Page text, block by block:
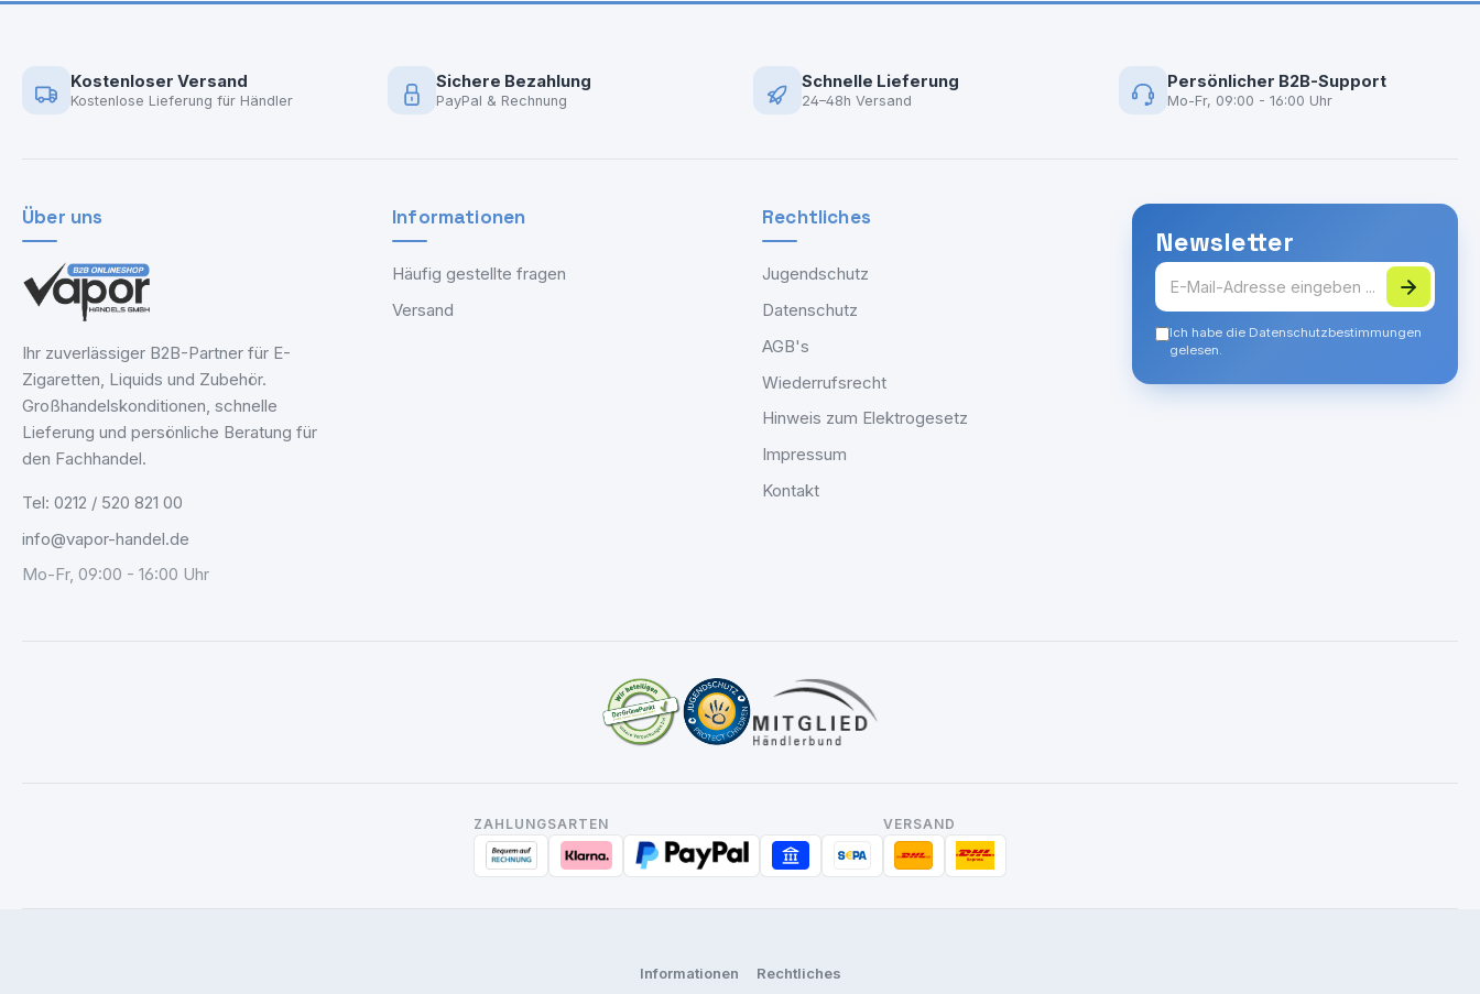
Kostenloser Versand
Kostenlose Lieferung für Händler
Sichere Bezahlung
PayPal & Rechnung
Schnelle Lieferung
24–48h Versand
Persönlicher B2B-Support
Mo-Fr, 09:00 - 16:00 Uhr
Über uns
Ihr zuverlässiger B2B-Partner für E-
Zigaretten, Liquids und Zubehör.
Großhandelskonditionen, schnelle
Lieferung und persönliche Beratung für
den Fachhandel.
Tel: 0212 / 520 821 00
info@vapor-handel.de
Mo-Fr, 09:00 - 16:00 Uhr
Informationen
Häufig gestellte fragen
Versand
Rechtliches
Jugendschutz
Datenschutz
AGB's
Wiederrufsrecht
Hinweis zum Elektrogesetz
Impressum
Kontakt
Newsletter
Ich habe die Datenschutzbestimmungen
gelesen.
ZAHLUNGSARTEN VERSAND
Informationen Rechtliches